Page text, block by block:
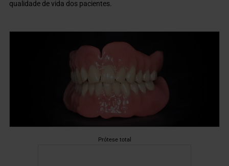
qualidade de vida dos pacientes.
Prótese total